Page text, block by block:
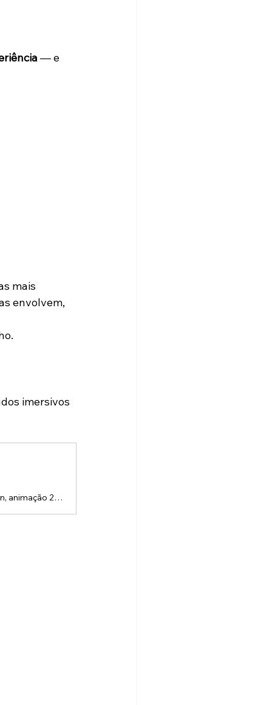
— e
mais
envolvem,
imersivos
A Lou Studios é uma produtora de vídeos, especializada em motion design, animação 2D e 3D. Temos o vídeo certo para suas redes sociais!